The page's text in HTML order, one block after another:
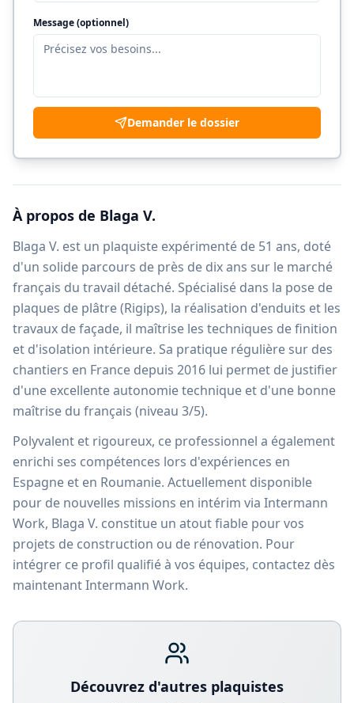
Message (optionnel)
Demander le dossier
À propos de Blaga V.
Blaga V. est un plaquiste expérimenté de 51 ans, doté
d'un solide parcours de près de dix ans sur le marché
français du travail détaché. Spécialisé dans la pose de
plaques de plâtre (Rigips), la réalisation d'enduits et les
travaux de façade, il maîtrise les techniques de finition
et d'isolation intérieure. Sa pratique régulière sur des
chantiers en France depuis 2016 lui permet de justifier
d'une excellente autonomie technique et d'une bonne
maîtrise du français (niveau 3/5).
Polyvalent et rigoureux, ce professionnel a également
enrichi ses compétences lors d'expériences en
Espagne et en Roumanie. Actuellement disponible
pour de nouvelles missions en intérim via Intermann
Work, Blaga V. constitue un atout fiable pour vos
projets de construction ou de rénovation. Pour
intégrer ce profil qualifié à vos équipes, contactez dès
maintenant Intermann Work.
Découvrez d'autres plaquistes